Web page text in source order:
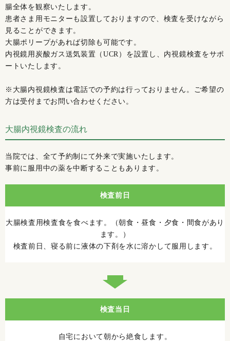
腸全体を観察いたします。
患者さま用モニターも設置しておりますので、検査を受けながら
見ることができます。
大腸ポリープがあれば切除も可能です。
内視鏡用炭酸ガス送気装置（UCR）を設置し、内視鏡検査をサポ
ートいたします。
※大腸内視鏡検査は電話での予約は行っておりません。ご希望の
方は受付までお問い合わせください。
大腸内視鏡検査の流れ
当院では、全て予約制にて外来で実施いたします。
事前に服用中の薬を中断することもあります。
検査前日
大腸検査用検査食を食べます。（朝食・昼食・夕食・間食があり
ます。）
検査前日、寝る前に液体の下剤を水に溶かして服用します。
検査当日
自宅において朝から絶食します。